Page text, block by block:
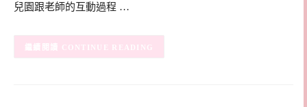
兒園跟老師的互動過程 …
CONTINUE READING